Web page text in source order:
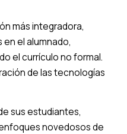
más integradora,
el alumnado,
el currículo no formal.
de las tecnologías
sus estudiantes,
novedosos de